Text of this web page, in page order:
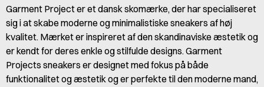
Garment Project er et dansk skomærke, der har specialiseret
sig i at skabe moderne og minimalistiske sneakers af høj
kvalitet. Mærket er inspireret af den skandinaviske æstetik og
er kendt for deres enkle og stilfulde designs. Garment
Projects sneakers er designet med fokus på både
funktionalitet og æstetik og er perfekte til den moderne mand,